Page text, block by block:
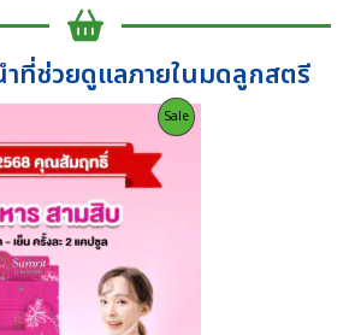
ที่ช่วยดูแลภายในมดลูกสตรี
SaleProduct